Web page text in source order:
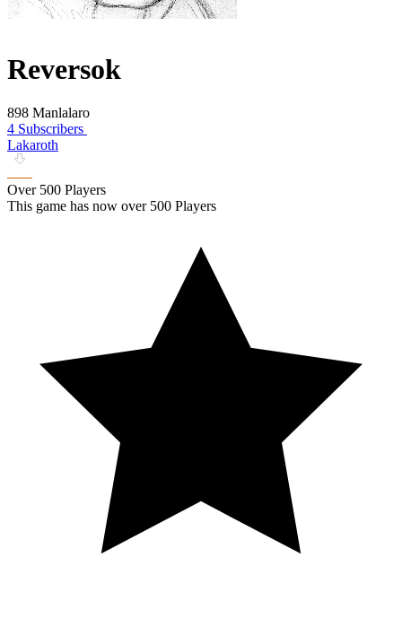
Reversok
898 Manlalaro
4 Subscribers
Lakaroth
Over 500 Players
This game has now over 500 Players